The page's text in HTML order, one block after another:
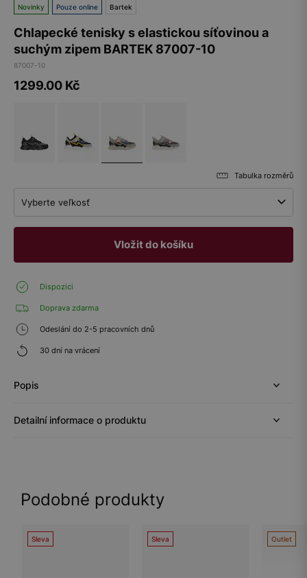
Novinky Pouze online Bartek
Chlapecké tenisky s elastickou síťovinou a
suchým zipem BARTEK 87007-10
87007-10
1299.00 Kč
Tabulka rozměrů
Vyberte veľkosť
Vložit do košíku
Dispozici
Doprava zdarma
Odeslání do 2-5 pracovních dnů
30 dní na vrácení
Popis
Detailní informace o produktu
Podobné produkty
Sleva Sleva Outlet